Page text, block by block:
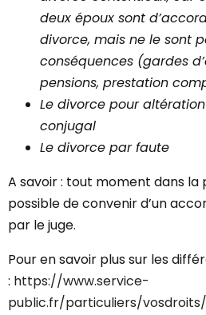
deux époux sont
divorce, mais ne le sont
conséquences (gardes
pensions, prestation
Le divorce pour
conjugal
Le divorce par faute
A savoir : tout moment dans la
possible de convenir d’un
par le juge.
Pour en savoir plus sur les
: https://www.service-
public.fr/particuliers/vosdroits/